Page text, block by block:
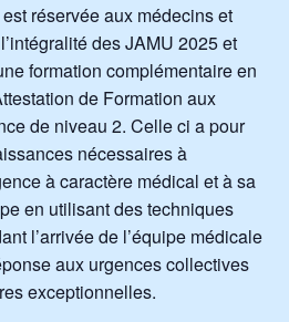
est réservée aux médecins et
des JAMU 2025 et
formation complémentaire en
de Formation aux
de niveau 2. Celle ci a pour
nécessaires à
à caractère médical et à sa
en utilisant des techniques
l’arrivée de l’équipe médicale
aux urgences collectives
exceptionnelles.